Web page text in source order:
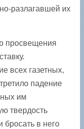
разлагавшей их
просвещения
всех газетных,
падение
им
твердость
бросать в него